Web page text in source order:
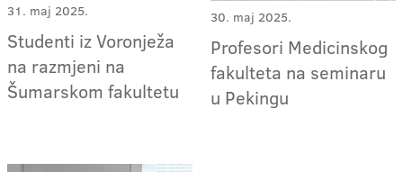
31. maj 2025.
Studenti iz Voronježa
na razmjeni na
Šumarskom fakultetu
30. maj 2025.
Profesori Medicinskog
fakulteta na seminaru
u Pekingu